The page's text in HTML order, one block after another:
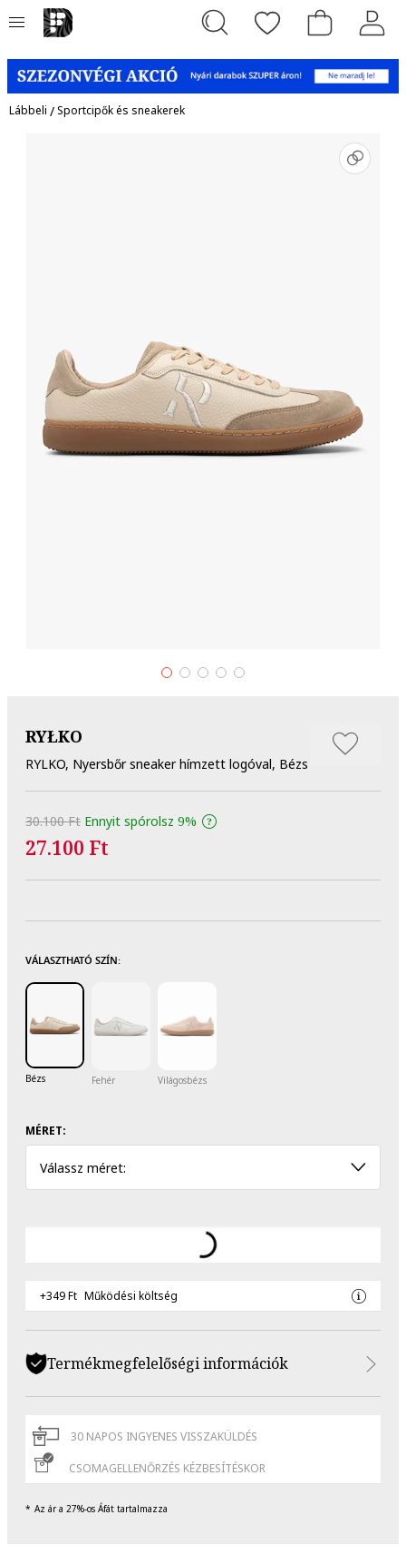
Lábbeli /Sportcipők és sneakerek
RYŁKO
RYLKO, Nyersbőr sneaker hímzett logóval, Bézs
30.100 Ft Ennyit spórolsz 9%
27.100 Ft
VÁLASZTHATÓ SZÍN:
Bézs Fehér Világosbézs
MÉRET:
Válassz méret:
+349 Ft Működési költség
Termékmegfelelőségi információk
30 NAPOS INGYENES VISSZAKÜLDÉS
CSOMAGELLENŐRZÉS KÉZBESÍTÉSKOR
Az ár a 27%-os Áfát tartalmazza